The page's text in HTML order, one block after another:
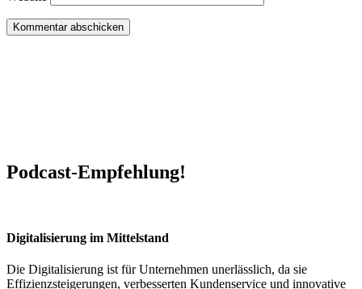
Podcast-Empfehlung!
Digitalisierung im Mittelstand
Die Digitalisierung ist für Unternehmen unerlässlich, da sie
Effizienzsteigerungen, verbesserten Kundenservice und innovative